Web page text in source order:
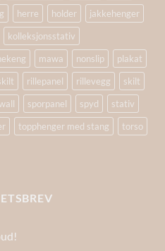
herre holder
jakkehenger
kolleksjonsstativ
mawa nonslip
plakat
rillepanel rillevegg
skilt
sporpanel spyd
stativ
topphenger med stang
torso